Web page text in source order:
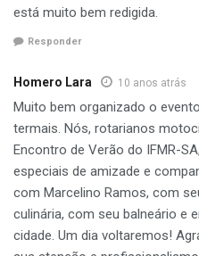
está muito bem redigida.
Responder
Homero Lara 10 anos atrás
Muito bem organizado o
termais. Nós, rotarianos
Encontro de Verão do IFMR-
especiais de amizade e
com Marcelino Ramos, com
culinária, com seu balneário e
cidade. Um dia voltaremos!